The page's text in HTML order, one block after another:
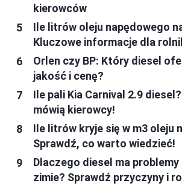
kierowców
Ile litrów oleju napędowego
Kluczowe informacje dla
Orlen czy BP: Który diesel
jakość i cenę?
Ile pali Kia Carnival 2.9
mówią kierowcy!
Ile litrów kryje się w m3 oleju
Sprawdź, co warto wiedzieć!
Dlaczego diesel ma
zimie? Sprawdź przyczyny i